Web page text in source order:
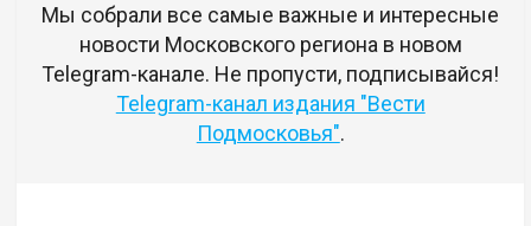
Мы собрали все самые важные и интересные
новости Московского региона в новом
Telegram-канале. Не пропусти, подписывайся!
Telegram-канал издания "Вести
Подмосковья".